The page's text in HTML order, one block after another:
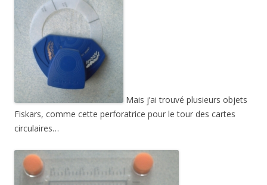
Mais j’ai trouvé plusieurs objets
Fiskars, comme cette perforatrice pour le tour des cartes
circulaires…